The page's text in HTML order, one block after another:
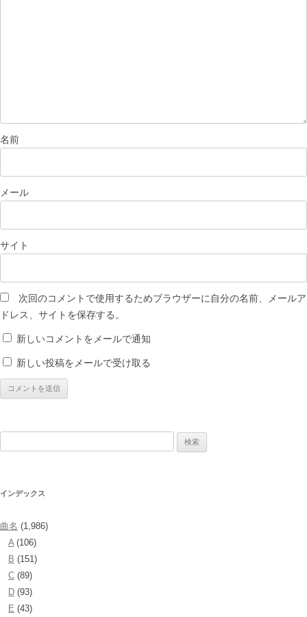
名前
メール
サイト
次回のコメントで使用するためブラウザーに自分の名前、メールア
ドレス、サイトを保存する。
新しいコメントをメールで通知
新しい投稿をメールで受け取る
インデックス
曲名 (1,986)
A(106)
B (151)
C (89)
D (93)
E (43)